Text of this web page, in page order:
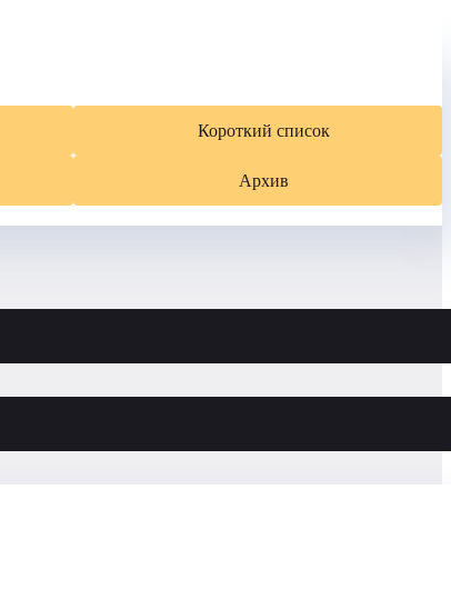
Короткий список
Архив